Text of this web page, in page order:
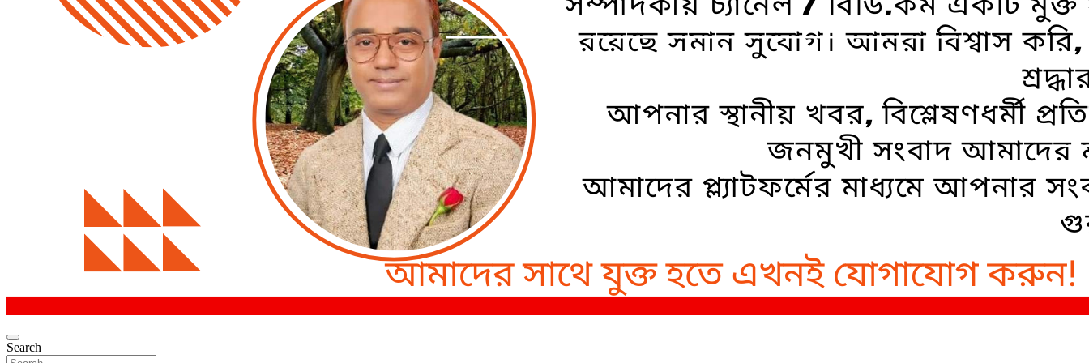
Search